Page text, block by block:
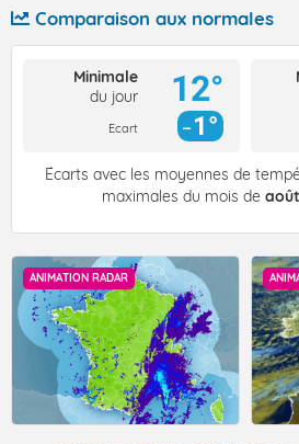
Comparaison aux normales
Minimale
du jour
Ecart
12°
1°
Écarts avec les moyennes de
maximales du mois de août
ANIMATION RADAR